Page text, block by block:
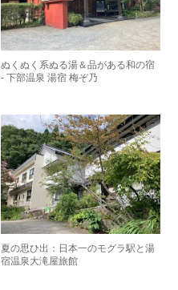
ぬくぬく系ぬる湯＆品がある和の宿
- 下部温泉 湯宿 梅ぞ乃
夏の思ひ出：日本一のモグラ駅と湯
宿温泉大滝屋旅館